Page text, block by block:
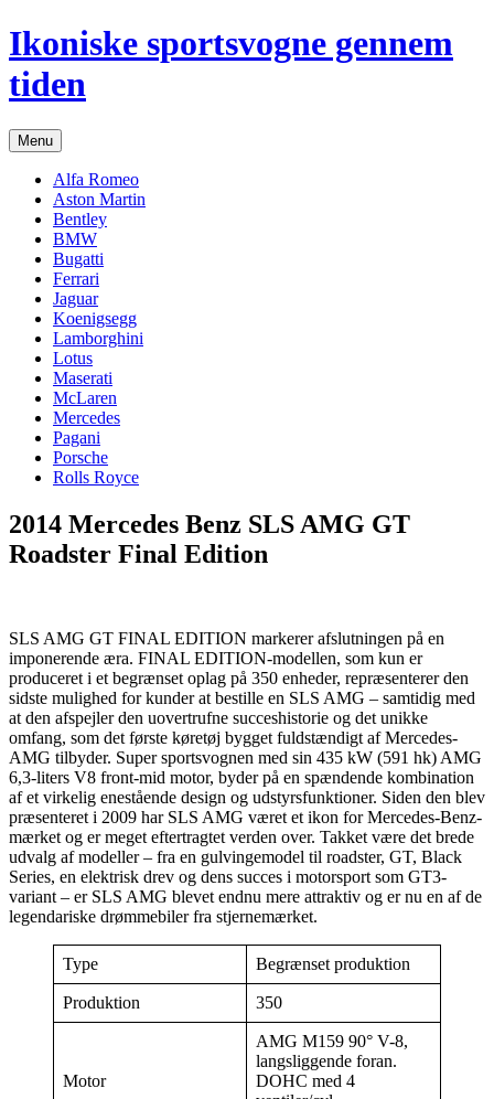
Hop
til
indhold
Ikoniske sportsvogne gennem
tiden
Menu
Alfa Romeo
Aston Martin
Bentley
BMW
Bugatti
Ferrari
Jaguar
Koenigsegg
Lamborghini
Lotus
Maserati
McLaren
Mercedes
Pagani
Porsche
Rolls Royce
2014 Mercedes Benz SLS AMG GT
Roadster Final Edition
SLS AMG GT FINAL EDITION markerer afslutningen på en
imponerende æra. FINAL EDITION-modellen, som kun er
produceret i et begrænset oplag på 350 enheder, repræsenterer den
sidste mulighed for kunder at bestille en SLS AMG – samtidig med
at den afspejler den uovertrufne succeshistorie og det unikke
omfang, som det første køretøj bygget fuldstændigt af Mercedes-
AMG tilbyder. Super sportsvognen med sin 435 kW (591 hk) AMG
6,3-liters V8 front-mid motor, byder på en spændende kombination
af et virkelig enestående design og udstyrsfunktioner. Siden den blev
præsenteret i 2009 har SLS AMG været et ikon for Mercedes-Benz-
mærket og er meget eftertragtet verden over. Takket være det brede
udvalg af modeller – fra en gulvingemodel til roadster, GT, Black
Series, en elektrisk drev og dens succes i motorsport som GT3-
variant – er SLS AMG blevet endnu mere attraktiv og er nu en af de
legendariske drømmebiler fra stjernemærket.
Type Begrænset produktion
Produktion 350
Motor
AMG M159 90° V-8,
langsliggende foran.
DOHC med 4